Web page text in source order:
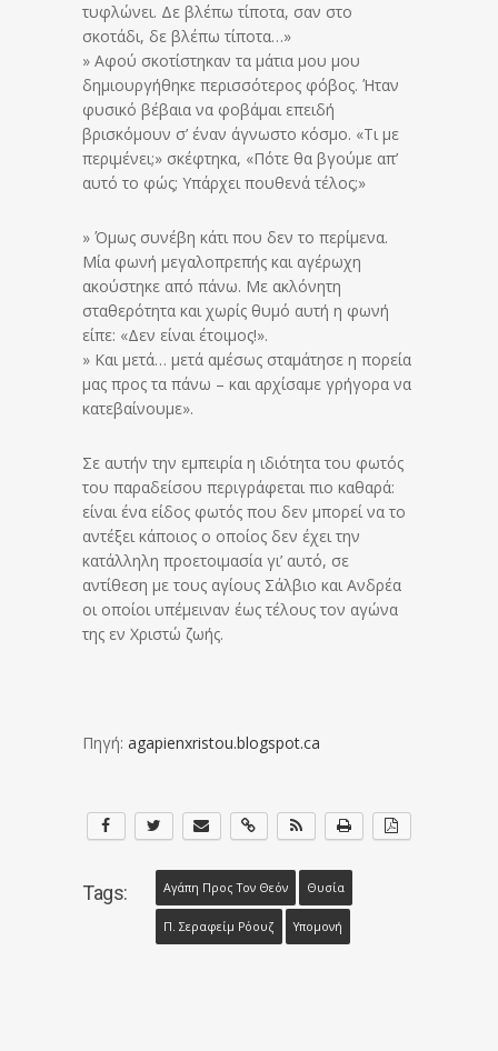
τυφλώνει. Δε βλέπω τίποτα, σαν στο
σκοτάδι, δε βλέπω τίποτα…»
» Αφού σκοτίστηκαν τα μάτια μου μου
δημιουργήθηκε περισσότερος φόβος. Ήταν
φυσικό βέβαια να φοβάμαι επειδή
βρισκόμουν σ’ έναν άγνωστο κόσμο. «Τι με
περιμένει;» σκέφτηκα, «Πότε θα βγούμε απ’
αυτό το φώς; Υπάρχει πουθενά τέλος;»
» Όμως συνέβη κάτι που δεν το περίμενα.
Μία φωνή μεγαλοπρεπής και αγέρωχη
ακούστηκε από πάνω. Με ακλόνητη
σταθερότητα και χωρίς θυμό αυτή η φωνή
είπε: «Δεν είναι έτοιμος!».
» Και μετά… μετά αμέσως σταμάτησε η πορεία
μας προς τα πάνω – και αρχίσαμε γρήγορα να
κατεβαίνουμε».
Σε αυτήν την εμπειρία η ιδιότητα του φωτός
του παραδείσου περιγράφεται πιο καθαρά:
είναι ένα είδος φωτός που δεν μπορεί να το
αντέξει κάποιος ο οποίος δεν έχει την
κατάλληλη προετοιμασία γι’ αυτό, σε
αντίθεση με τους αγίους Σάλβιο και Ανδρέα
οι οποίοι υπέμειναν έως τέλους τον αγώνα
της εν Χριστώ ζωής.
Πηγή: agapienxristou.blogspot.ca
Tags: Αγάπη Προς Τον Θεόν Θυσία
Π. Σεραφείμ Ρόουζ Υπομονή